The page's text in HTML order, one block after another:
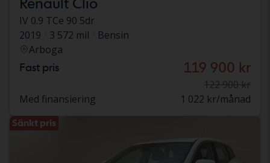
IV 0.9 TCe 90 5dr
2019
3 572 mil
Bensin
Arboga
Fast pris 119 900 kr
122 900 kr
Med finansiering
1 022 kr/månad
Sänkt pris